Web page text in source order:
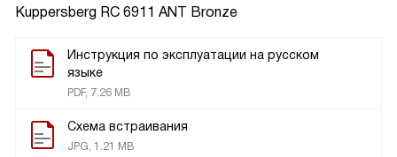
Kuppersberg RC 6911 ANT Bronze
Инструкция по эксплуатации на русском
языке
PDF, 7.26 MB
Схема встраивания
JPG, 1.21 MB